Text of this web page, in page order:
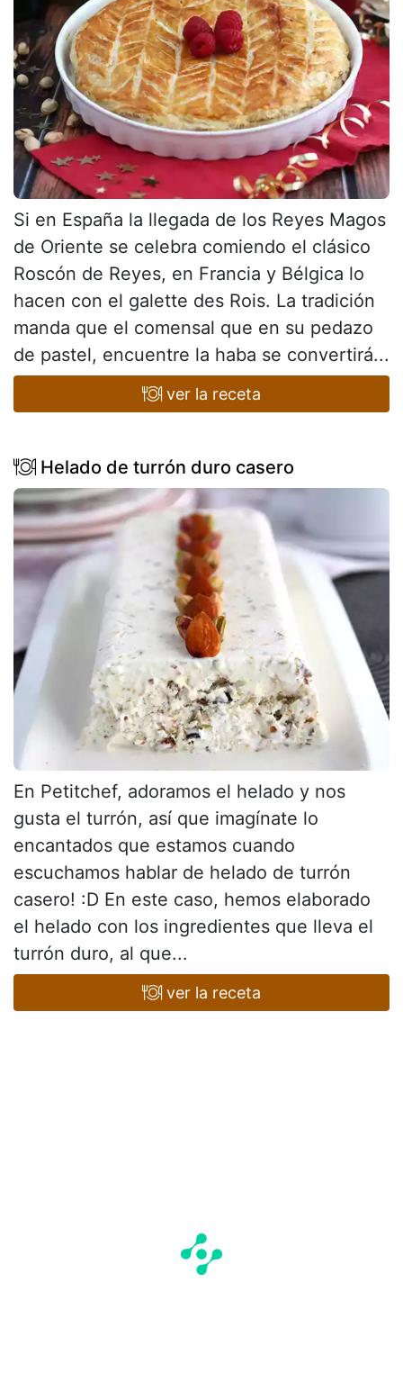
Si en España la llegada de los Reyes Magos
de Oriente se celebra comiendo el clásico
Roscón de Reyes, en Francia y Bélgica lo
hacen con el galette des Rois. La tradición
manda que el comensal que en su pedazo
de pastel, encuentre la haba se convertirá...
ver la receta
Helado de turrón duro casero
En Petitchef, adoramos el helado y nos
gusta el turrón, así que imagínate lo
encantados que estamos cuando
escuchamos hablar de helado de turrón
casero! :D En este caso, hemos elaborado
el helado con los ingredientes que lleva el
turrón duro, al que...
ver la receta